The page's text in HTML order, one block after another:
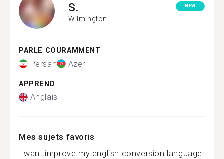
S.
Wilmington
NEW
PARLE COURAMMENT
Persan Azeri
APPREND
Anglais
Mes sujets favoris
I want improve my english conversion language